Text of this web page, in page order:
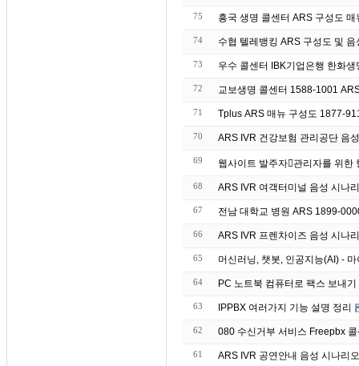
75 흥국 생명 콜센터 ARS 구성도
74 수협 텔레뱅킹 ARS 구성도 및
73 우수 콜센터 IBK기업
72 교보생명 콜센터 1588-1001
71 Tplus ARS 매뉴 구성도 1877-
70 ARS IVR 건강보험 관리공단 음
69
68 ARS IVR 여객터미널 음성 시나
67 전남 대학교 병원 ARS 1899-
66 ARS IVR 프렌차이즈 음성 시나
65 머신러닝, 챗봇, 인공지능(AI) -
64
63 IPPBX 여러가지 기능 설명 정리
62 080 수신거부 서비스 Freepbx
61 ARS IVR 공연안내 음성 시나리